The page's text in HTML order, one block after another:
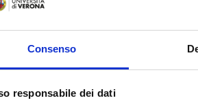
Consenso
responsabile dei dati
Referee:
Editore: